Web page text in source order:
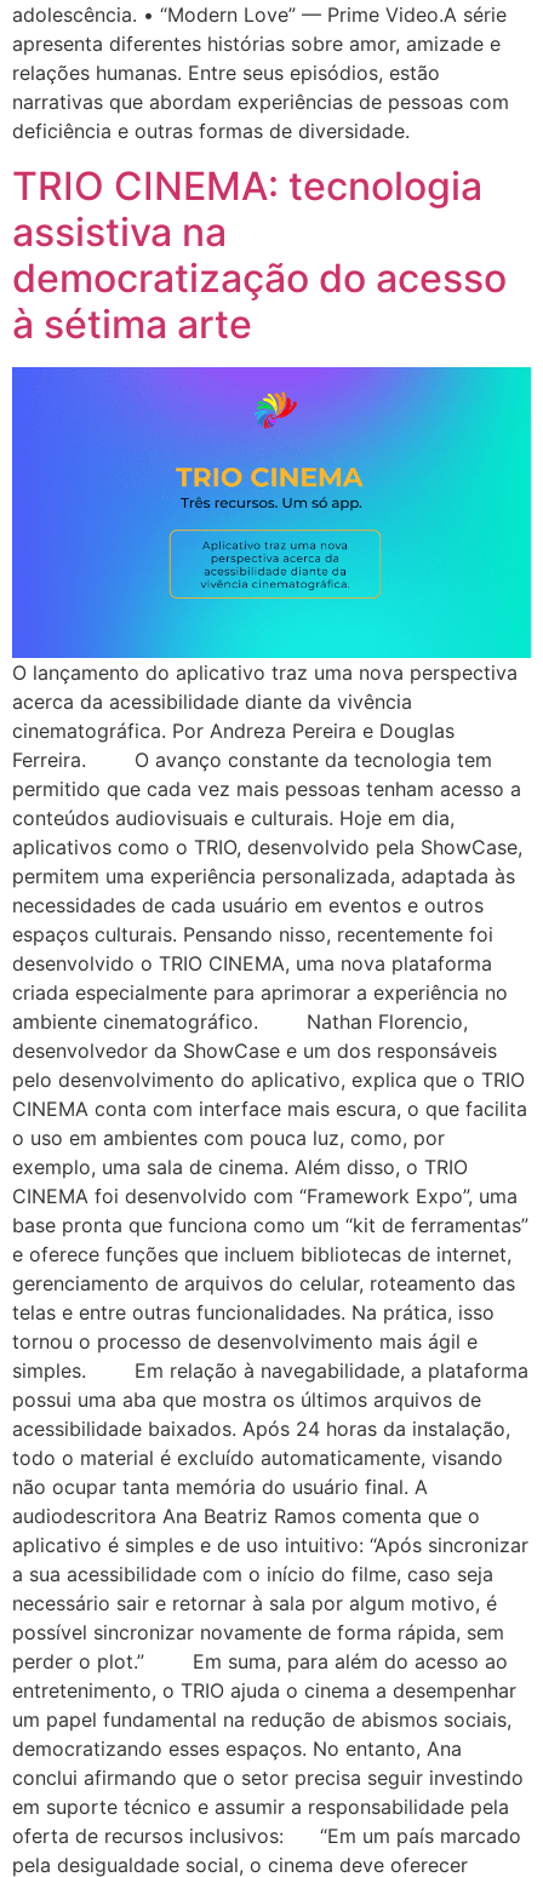
adolescência. • “Modern Love” — Prime Video.A série
apresenta diferentes histórias sobre amor, amizade e
relações humanas. Entre seus episódios, estão
narrativas que abordam experiências de pessoas com
deficiência e outras formas de diversidade.
TRIO CINEMA: tecnologia
assistiva na
democratização do acesso
à sétima arte
O lançamento do aplicativo traz uma nova perspectiva
acerca da acessibilidade diante da vivência
cinematográfica. Por Andreza Pereira e Douglas
Ferreira. O avanço constante da tecnologia tem
permitido que cada vez mais pessoas tenham acesso a
conteúdos audiovisuais e culturais. Hoje em dia,
aplicativos como o TRIO, desenvolvido pela ShowCase,
permitem uma experiência personalizada, adaptada às
necessidades de cada usuário em eventos e outros
espaços culturais. Pensando nisso, recentemente foi
desenvolvido o TRIO CINEMA, uma nova plataforma
criada especialmente para aprimorar a experiência no
ambiente cinematográfico. Nathan Florencio,
desenvolvedor da ShowCase e um dos responsáveis
pelo desenvolvimento do aplicativo, explica que o TRIO
CINEMA conta com interface mais escura, o que facilita
o uso em ambientes com pouca luz, como, por
exemplo, uma sala de cinema. Além disso, o TRIO
CINEMA foi desenvolvido com “Framework Expo”, uma
base pronta que funciona como um “kit de ferramentas”
e oferece funções que incluem bibliotecas de internet,
gerenciamento de arquivos do celular, roteamento das
telas e entre outras funcionalidades. Na prática, isso
tornou o processo de desenvolvimento mais ágil e
simples. Em relação à navegabilidade, a plataforma
possui uma aba que mostra os últimos arquivos de
acessibilidade baixados. Após 24 horas da instalação,
todo o material é excluído automaticamente, visando
não ocupar tanta memória do usuário final. A
audiodescritora Ana Beatriz Ramos comenta que o
aplicativo é simples e de uso intuitivo: “Após sincronizar
a sua acessibilidade com o início do filme, caso seja
necessário sair e retornar à sala por algum motivo, é
possível sincronizar novamente de forma rápida, sem
perder o plot.” Em suma, para além do acesso ao
entretenimento, o TRIO ajuda o cinema a desempenhar
um papel fundamental na redução de abismos sociais,
democratizando esses espaços. No entanto, Ana
conclui afirmando que o setor precisa seguir investindo
em suporte técnico e assumir a responsabilidade pela
oferta de recursos inclusivos: “Em um país marcado
pela desigualdade social, o cinema deve oferecer